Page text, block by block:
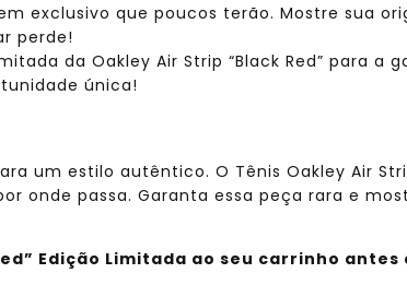
exclusivo que poucos terão. Mostre sua
perde!
da Oakley Air Strip “Black Red” para a
única!
um estilo autêntico. O Tênis Oakley Air
onde passa. Garanta essa peça rara e
Edição Limitada ao seu carrinho antes